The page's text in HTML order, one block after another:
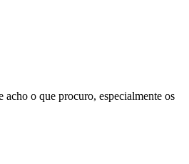
acho o que procuro, especialmente os